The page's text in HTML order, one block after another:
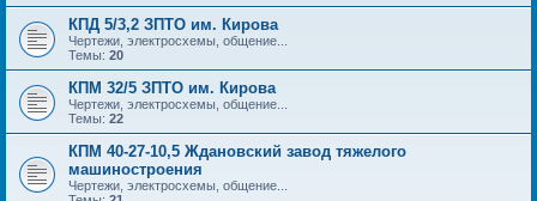
КПД 5/3,2 ЗПТО им. Кирова
Чертежи, электросхемы, общение...
Темы: 20
КПМ 32/5 ЗПТО им. Кирова
Чертежи, электросхемы, общение...
Темы: 22
КПМ 40-27-10,5 Ждановский завод тяжелого
машиностроения
Чертежи, электросхемы, общение...